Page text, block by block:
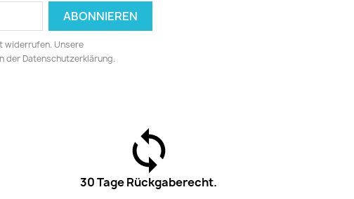
widerrufen. Unsere
der Datenschutzerklärung.
30 Tage Rückgaberecht.